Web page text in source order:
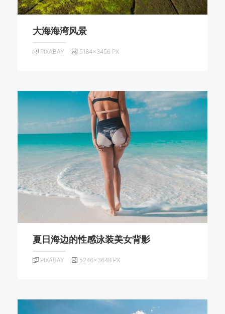
大海海湾风景
PIXABAY 5184×3456 PX
夏日海边的性感泳装美女背影
PIXABAY 5246×3648 PX